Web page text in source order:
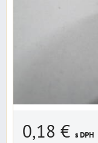
0,18 € s DPH